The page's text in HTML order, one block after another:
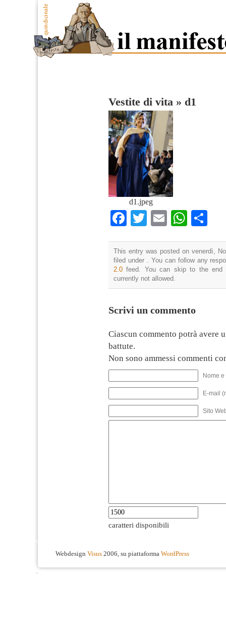
Vestite di vita » d1
d1.jpeg
Facebook
TwitterEmail
This entry was posted on venerdì,
filed under . You can follow any
2.0 feed. You can skip to the end
currently not allowed.
Scrivi un commento
Ciascun commento potrà avere
battute.
Non sono ammessi commenti
Nome
E-mail
Sito
caratteri disponibili
Webdesign Visus 2006, su piattaforma WordPress